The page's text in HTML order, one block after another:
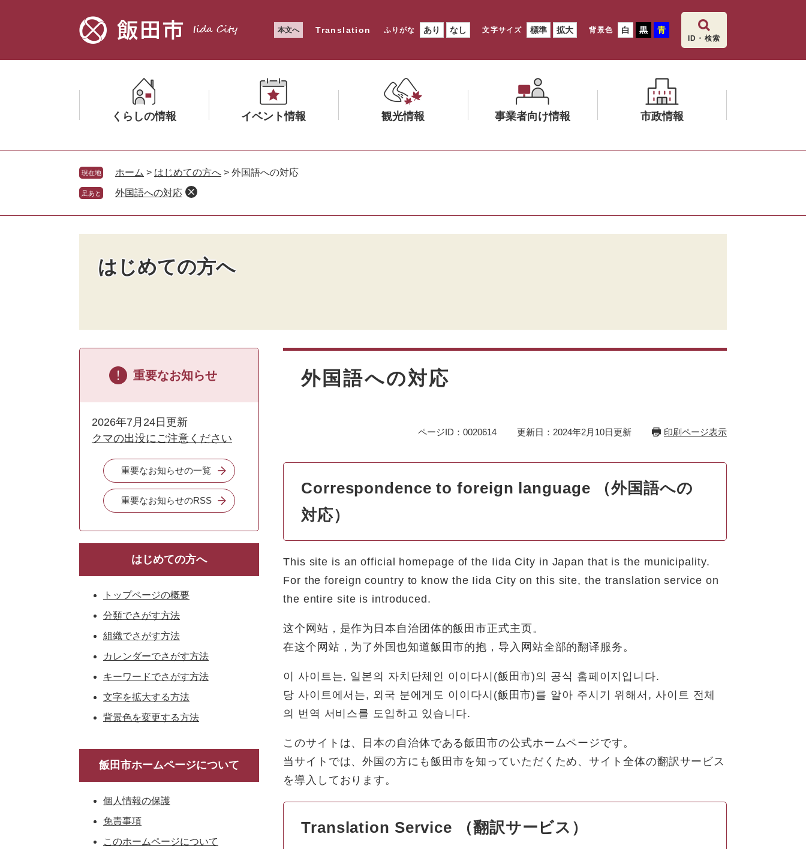
文
本文へ Translation ふりがな あり なし 文字サイズ 標準 拡大 背景色 白 黒 青
ID・検索
くらしの情報
ニ
ュ
ー
を
イベント情報
ニ
を
く
観光情報
を
事業者向け情報
を
市政情報
を
現在地 ホーム > はじめての方へ > 外国語への対応
足あと 外国語への対応
はじめての方へ
外国語への対応
ページID：0020614 更新日：2024年2月10日更新 印刷ページ表示
Correspondence to foreign language （外国語への
対応）
This site is an official homepage of the Iida City in Japan that is the municipality.
For the foreign country to know the Iida City on this site, the translation service on
the entire site is introduced.
这个网站，是作为日本自治团体的飯田市正式主页。
在这个网站，为了外国也知道飯田市的抱，导入网站全部的翻译服务。
이 사이트는, 일본의 자치단체인 이이다시(飯田市)의 공식 홈페이지입니다.
당 사이트에서는, 외국 분에게도 이이다시(飯田市)를 알아 주시기 위해서, 사이트 전체
의 번역 서비스를 도입하고 있습니다.
このサイトは、日本の自治体である飯田市の公式ホームページです。
当サイトでは、外国の方にも飯田市を知っていただくため、サイト全体の翻訳サービス
を導入しております。
Translation Service （翻訳サービス）
重要なお知らせ
2026年7月24日更新
クマの出没にご注意ください
重要なお知らせの一覧
重要なお知らせのRSS
はじめての方へ
トップページの概要
分類でさがす方法
組織でさがす方法
カレンダーでさがす方法
キーワードでさがす方法
文字を拡大する方法
背景色を変更する方法
飯田市ホームページについて
個人情報の保護
免責事項
このホームページについて